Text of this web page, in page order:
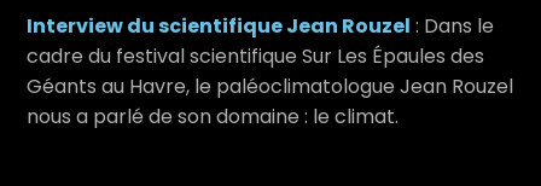
Interview du scientifique Jean Rouzel : Dans le
cadre du festival scientifique Sur Les Épaules des
Géants au Havre, le paléoclimatologue Jean Rouzel
nous a parlé de son domaine : le climat.